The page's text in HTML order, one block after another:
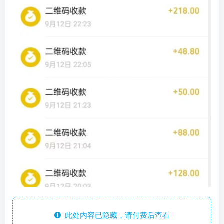
此处内容已隐藏，请付费后查看